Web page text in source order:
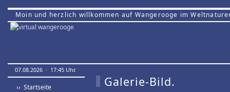
Moin und herzlich willkommen auf Wangerooge im
07.08.2026 · 17:45 Uhr.
›› Startseite
Galerie-Bild.